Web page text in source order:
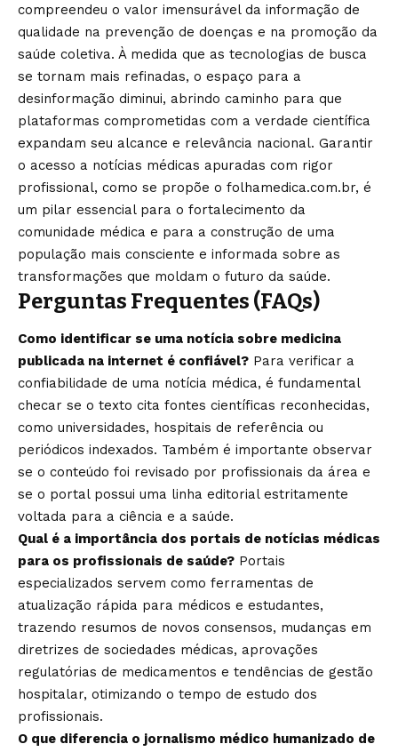
compreendeu o valor imensurável da informação de
qualidade na prevenção de doenças e na promoção da
saúde coletiva. À medida que as tecnologias de busca
se tornam mais refinadas, o espaço para a
desinformação diminui, abrindo caminho para que
plataformas comprometidas com a verdade científica
expandam seu alcance e relevância nacional. Garantir
o acesso a notícias médicas apuradas com rigor
profissional, como se propõe o folhamedica.com.br, é
um pilar essencial para o fortalecimento da
comunidade médica e para a construção de uma
população mais consciente e informada sobre as
transformações que moldam o futuro da saúde.
Perguntas Frequentes (FAQs)
Como identificar se uma notícia sobre medicina
publicada na internet é confiável? Para verificar a
confiabilidade de uma notícia médica, é fundamental
checar se o texto cita fontes científicas reconhecidas,
como universidades, hospitais de referência ou
periódicos indexados. Também é importante observar
se o conteúdo foi revisado por profissionais da área e
se o portal possui uma linha editorial estritamente
voltada para a ciência e a saúde.
Qual é a importância dos portais de notícias médicas
para os profissionais de saúde? Portais
especializados servem como ferramentas de
atualização rápida para médicos e estudantes,
trazendo resumos de novos consensos, mudanças em
diretrizes de sociedades médicas, aprovações
regulatórias de medicamentos e tendências de gestão
hospitalar, otimizando o tempo de estudo dos
profissionais.
O que diferencia o jornalismo médico humanizado de